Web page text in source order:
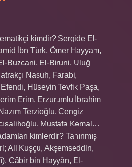
kimdir? Sergide El-
İbn Türk, Ömer Hayyam,
Buzcani, El-Biruni, Uluğ
Nasuh, Farabi,
Hüseyin Tevfik Paşa,
Erim, Erzurumlu İbrahim
Terzioğlu, Cengiz
Mustafa Kemal…
kimlerdir? Tanınmış
Ali Kuşçu, Akşemseddin,
Câbir bin Hayyân, El-